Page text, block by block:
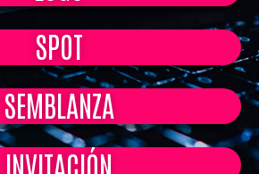
SPOT
SEMBLANZA
INVITACIÓN